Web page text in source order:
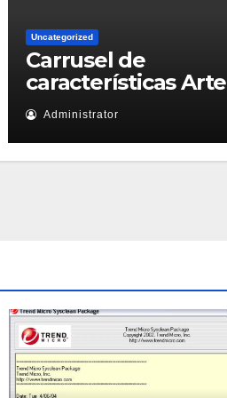
Uncategorized
Carrusel de
características Arte
Administrator